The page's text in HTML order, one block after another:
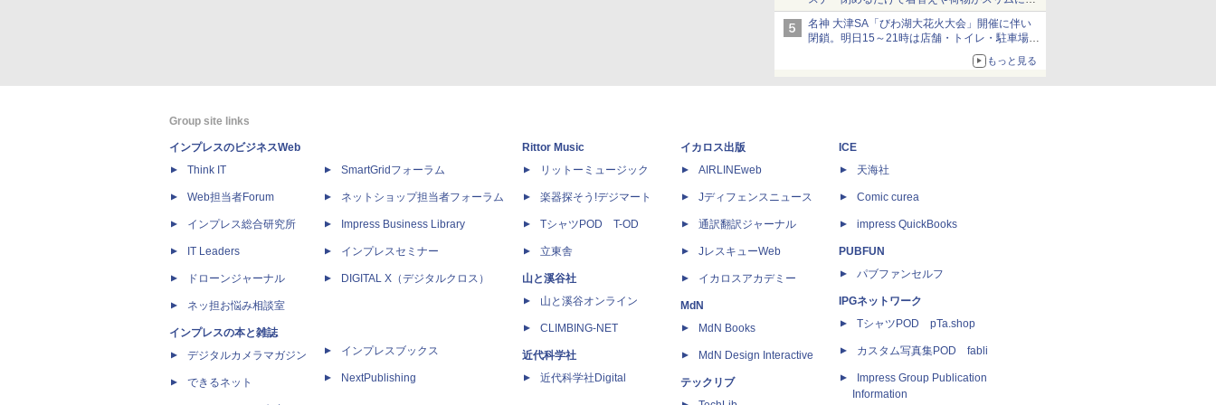
とまる
名神 大津SA「びわ湖大花火大会」開催に伴い
閉鎖。明日15～21時は店舗・トイレ・駐車場の
もっと見る
Group site links
インプレスのビジネスWeb
Think IT
Web担当者Forum
インプレス総合研究所
IT Leaders
ドローンジャーナル
ネッ担お悩み相談室
インプレスの本と雑誌
デジタルカメラマガジン
できるネット
SmartGridフォーラム
ネットショップ担当者フォーラム
Impress Business Library
インプレスセミナー
DIGITAL X（デジタルクロス）
インプレスブックス
NextPublishing
Rittor Music
リットーミュージック
楽器探そう!デジマート
TシャツPOD T-OD
立東舎
山と溪谷社
山と溪谷オンライン
CLIMBING-NET
近代科学社
近代科学社Digital
イカロス出版
AIRLINEweb
Jディフェンスニュース
通訳翻訳ジャーナル
JレスキューWeb
イカロスアカデミー
MdN
MdN Books
MdN Design Interactive
テックリブ
ICE
天海社
Comic curea
impress QuickBooks
PUBFUN
パブファンセルフ
IPGネットワーク
TシャツPOD pTa.shop
カスタム写真集POD fabli
Impress Group Publication
Information